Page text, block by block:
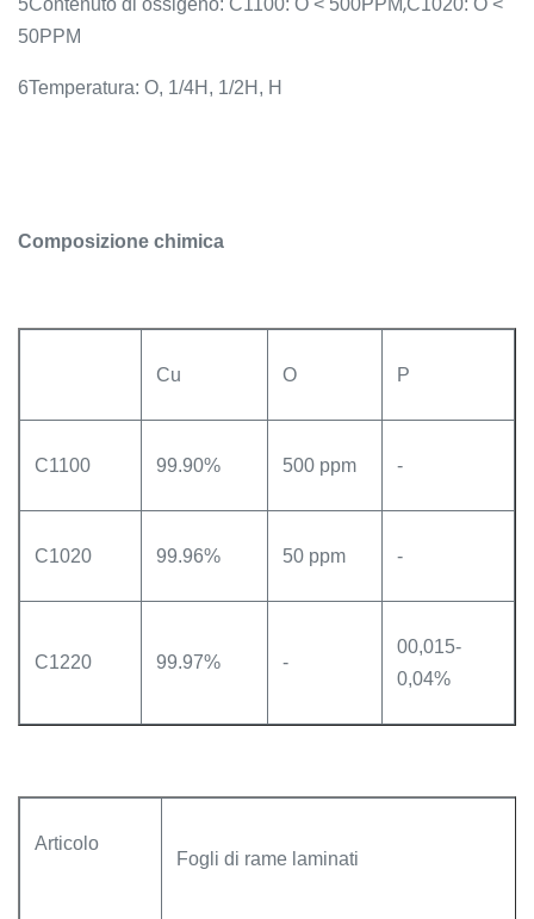
5Contenuto di ossigeno: C1100: O < 500PPM C1020: O <
50PPM
6Temperatura: O, 1/4H, 1/2H, H
Composizione chimica
Cu O P
C1100 99.90% 500 ppm -
C1020 99.96% 50 ppm -
C1220 99.97% -
00,015-
0,04%
Articolo
Fogli di rame laminati